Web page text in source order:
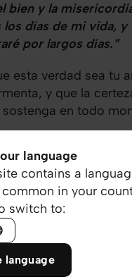
bien y la
días de mi vida, y
por largos días.”
esta verdad sea tu
y que la
en todo
¡Eres un
language
contains a
common in your
switch to:
language